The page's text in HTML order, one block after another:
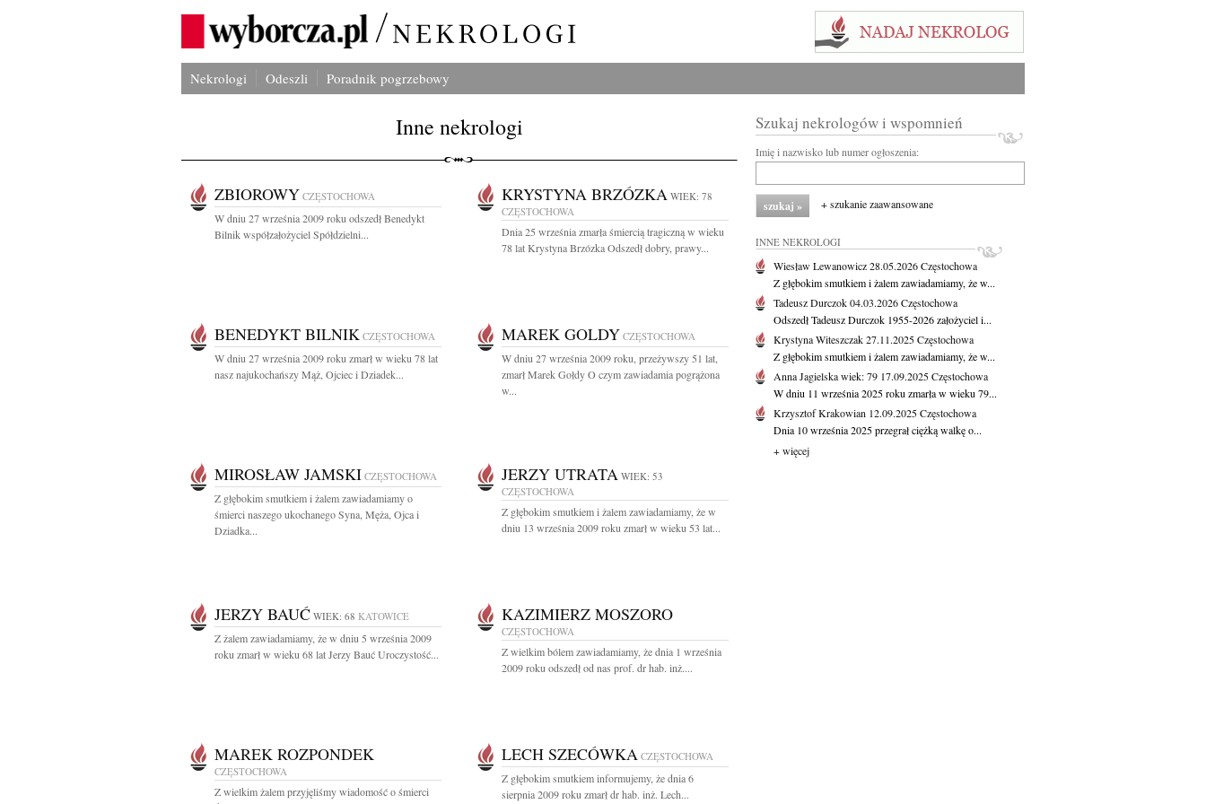
Nekrologi Odeszli Poradnik pogrzebowy
Inne nekrologi
ZBIOROWY CZĘSTOCHOWA
W dniu 27 września 2009 roku odszedł Benedykt
Bilnik współzałożyciel Spółdzielni...
KRYSTYNA BRZÓZKA WIEK: 78
CZĘSTOCHOWA
Dnia 25 września zmarła śmiercią tragiczną w wieku
78 lat Krystyna Brzózka Odszedł dobry, prawy...
BENEDYKT BILNIK CZĘSTOCHOWA
W dniu 27 września 2009 roku zmarł w wieku 78 lat
nasz najukochańszy Mąż, Ojciec i Dziadek...
MAREK GOLDY CZĘSTOCHOWA
W dniu 27 września 2009 roku, przeżywszy 51 lat,
zmarł Marek Gołdy O czym zawiadamia pogrążona
w...
MIROSŁAW JAMSKI CZĘSTOCHOWA
Z głębokim smutkiem i żalem zawiadamiamy o
śmierci naszego ukochanego Syna, Męża, Ojca i
Dziadka...
JERZY UTRATA WIEK: 53
CZĘSTOCHOWA
Z głębokim smutkiem i żalem zawiadamiamy, że w
dniu 13 września 2009 roku zmarł w wieku 53 lat...
JERZY BAUĆ WIEK: 68 KATOWICE
Z żalem zawiadamiamy, że w dniu 5 września 2009
roku zmarł w wieku 68 lat Jerzy Bauć Uroczystość...
KAZIMIERZ MOSZORO
CZĘSTOCHOWA
Z wielkim bólem zawiadamiamy, że dnia 1 września
2009 roku odszedł od nas prof. dr hab. inż....
MAREK ROZPONDEK
CZĘSTOCHOWA
Z wielkim żalem przyjęliśmy wiadomość o śmierci
LECH SZECÓWKA CZĘSTOCHOWA
Z głębokim smutkiem informujemy, że dnia 6
sierpnia 2009 roku zmarł dr hab. inż. Lech...
Szukaj nekrologów i wspomnień
Imię i nazwisko lub numer ogłoszenia:
+ szukanie zaawansowane
INNE NEKROLOGI
Wiesław Lewanowicz28.05.2026Częstochowa
Z głębokim smutkiem i żalem zawiadamiamy, że w...
Tadeusz Durczok04.03.2026Częstochowa
Odszedł Tadeusz Durczok 1955-2026 założyciel i...
Krystyna Witeszczak27.11.2025Częstochowa
Z głębokim smutkiem i żalem zawiadamiamy, że w...
Anna Jagielskawiek: 79 17.09.2025Częstochowa
W dniu 11 września 2025 roku zmarła w wieku 79...
Krzysztof Krakowian 12.09.2025Częstochowa
Dnia 10 września 2025 przegrał ciężką walkę o...
+ więcej